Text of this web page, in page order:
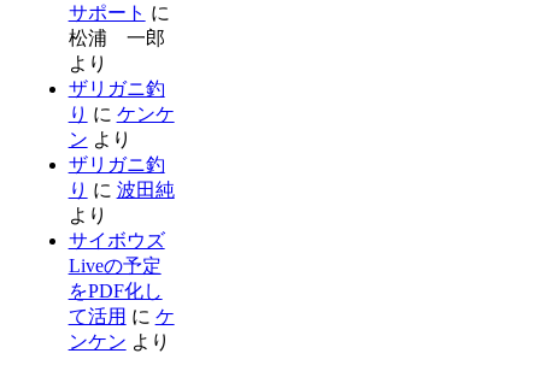
サポート に
松浦 一郎
より
ザリガニ釣
り に ケンケ
ン より
ザリガニ釣
り に 波田純
より
サイボウズ
Liveの予定
をPDF化し
て活用 に ケ
ンケン より